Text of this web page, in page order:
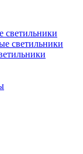
светильники
светильники